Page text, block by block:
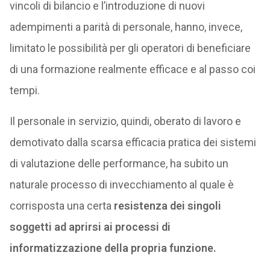
vincoli di bilancio e l’introduzione di nuovi
adempimenti a parità di personale, hanno, invece,
limitato le possibilità per gli operatori di beneficiare
di una formazione realmente efficace e al passo coi
tempi.
Il personale in servizio, quindi, oberato di lavoro e
demotivato dalla scarsa efficacia pratica dei sistemi
di valutazione delle performance, ha subito un
naturale processo di invecchiamento al quale è
corrisposta una certa resistenza dei singoli
soggetti ad aprirsi ai processi di
informatizzazione della propria funzione.